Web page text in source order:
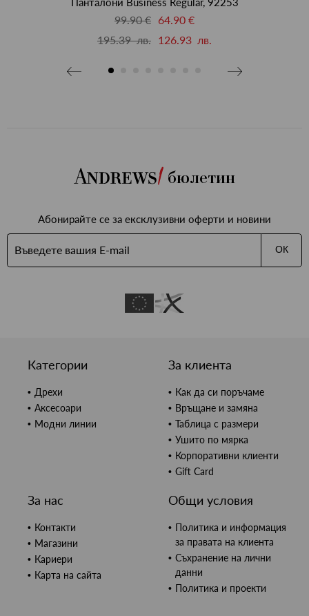
99.90 € 64.90 €
195.39 лв. 126.93 лв.
бюлетин
Абонирайте се за ексклузивни оферти и новини
ОК
Категории
Дрехи
Аксесоари
Модни линии
За клиента
Как да си поръчаме
Връщане и замяна
Таблица с размери
Ушито по мярка
Корпоративни клиенти
Gift Card
За нас
Контакти
Магазини
Кариери
Карта на сайта
Общи условия
Политика и информация
за правата на клиента
Съхранение на лични
данни
Политика и проекти